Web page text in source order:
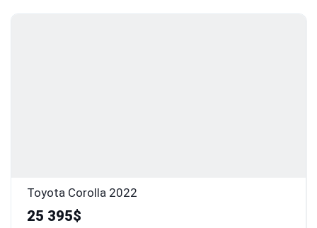
Toyota Corolla 2022
25 395$